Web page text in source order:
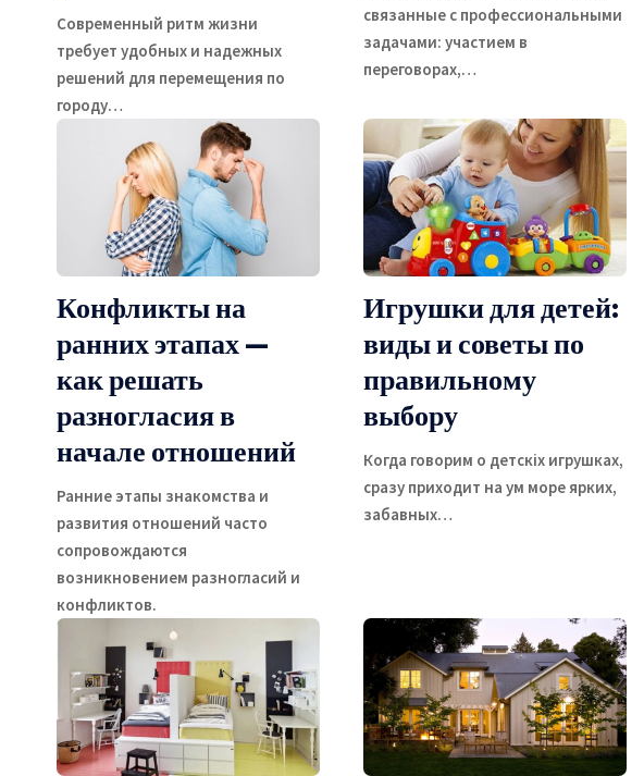
Современный ритм жизни
требует удобных и надежных
решений для перемещения по
городу…
связанные с профессиональными
задачами: участием в
переговорах,…
Конфликты на
ранних этапах —
как решать
разногласия в
начале отношений
Ранние этапы знакомства и
развития отношений часто
сопровождаются
возникновением разногласий и
конфликтов.
Игрушки для детей:
виды и советы по
правильному
выбору
Когда говорим о детскіх игрушках,
сразу приходит на ум море ярких,
забавных…